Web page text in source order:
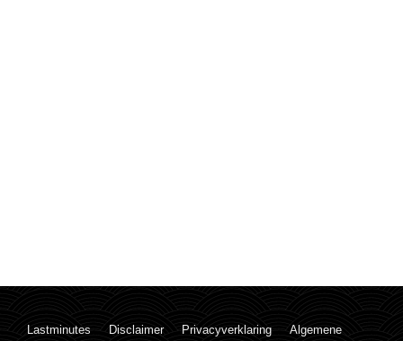
Lastminutes Disclaimer Privacyverklaring
Algemene